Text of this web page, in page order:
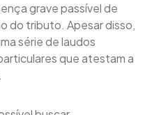
grave passível de
do tributo. Apesar disso,
série de laudos
que atestam a